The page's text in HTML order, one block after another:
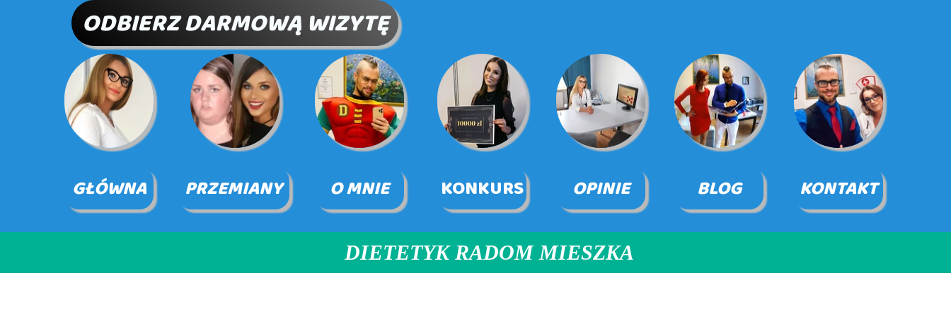
ODBIERZ DARMOWĄ WIZYTĘ
O MNIE KONTAKT
GŁÓWNA PRZEMIANY BLOG
OPINIE
KONKURS
DIETETYK RADOM MIESZKA